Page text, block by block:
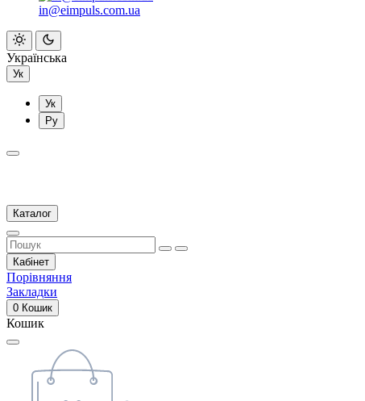
in@eimpuls.com.ua
Українська
Ук
Ук
Ру
Каталог
Кабінет
Порівняння
Закладки
0 Кошик
Кошик